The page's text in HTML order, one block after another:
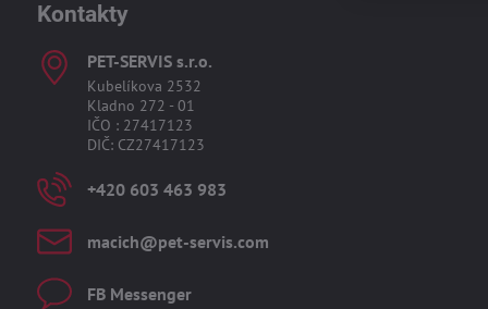
Kontakty
PET-SERVIS s​.r​.o​.
Kubelíkova 2532
Kladno 272 - 01
IČO : 27417123
DIČ: CZ27417123
+420 603 463 983
macich​@pet-servis​.com
FB Messenger